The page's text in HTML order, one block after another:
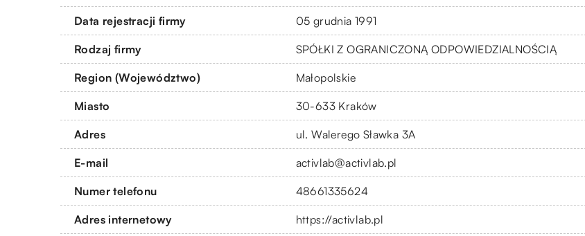
Data rejestracji firmy 05 grudnia 1991
Rodzaj firmy SPÓŁKI Z OGRANICZONĄ ODPOWIEDZIALNOŚCIĄ
Region (Województwo) Małopolskie
Miasto 30-633 Kraków
Adres ul. Walerego Sławka 3A
E-mail activlab@activlab.pl
Numer telefonu 48661335624
Adres internetowy https://activlab.pl